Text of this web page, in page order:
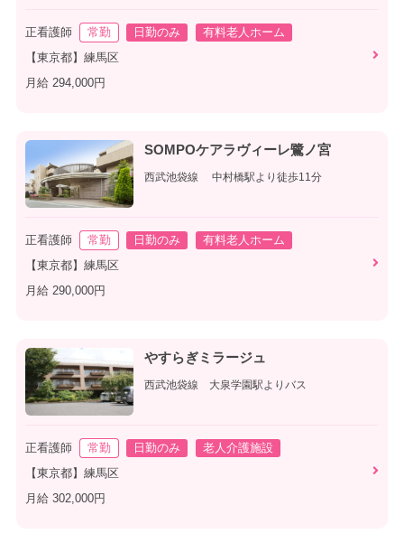
正看護師 常勤 日勤のみ
有料老人ホーム
【東京都】練馬区
月給 294,000円
SOMPOケアラヴィーレ鷺ノ宮
西武池袋線 中村橋駅より徒歩11分
正看護師 常勤 日勤のみ
有料老人ホーム
【東京都】練馬区
月給 290,000円
やすらぎミラージュ
西武池袋線 大泉学園駅よりバス
正看護師 常勤 日勤のみ
老人介護施設
【東京都】練馬区
月給 302,000円